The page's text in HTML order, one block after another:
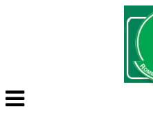
Veksle
navigasjon